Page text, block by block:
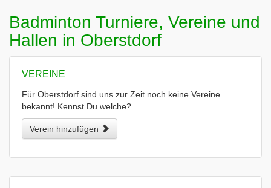
Badminton Turniere, Vereine und
Hallen in Oberstdorf
VEREINE
Für Oberstdorf sind uns zur Zeit noch keine Vereine
bekannt! Kennst Du welche?
Verein hinzufügen